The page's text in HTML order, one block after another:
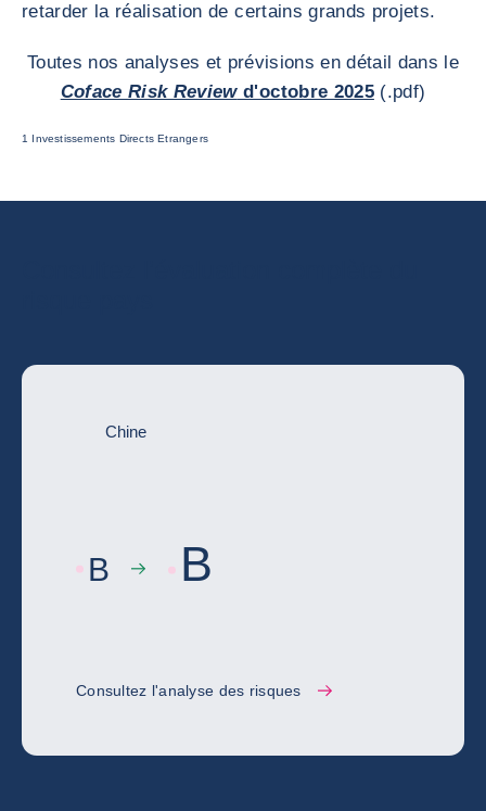
retarder la réalisation de certains grands projets.
Toutes nos analyses et prévisions en détail dans le
Coface Risk Reviewd'octobre 2025(.pdf)
1 Investissements Directs Etrangers
Chine
B B
Consultez l'analyse des risques